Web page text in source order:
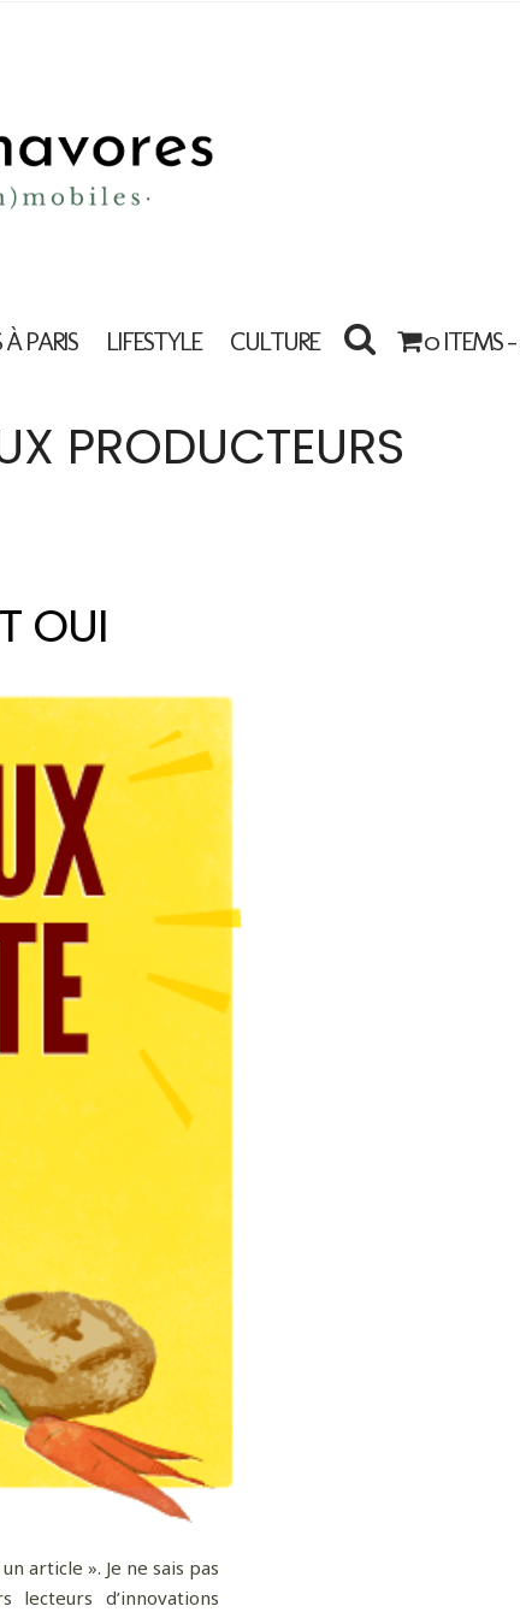
PARIS LIFESTYLE CULTURE 0 ITEMS -
PRODUCTEURS
OUI
article ». Je ne sais pas
d’innovations